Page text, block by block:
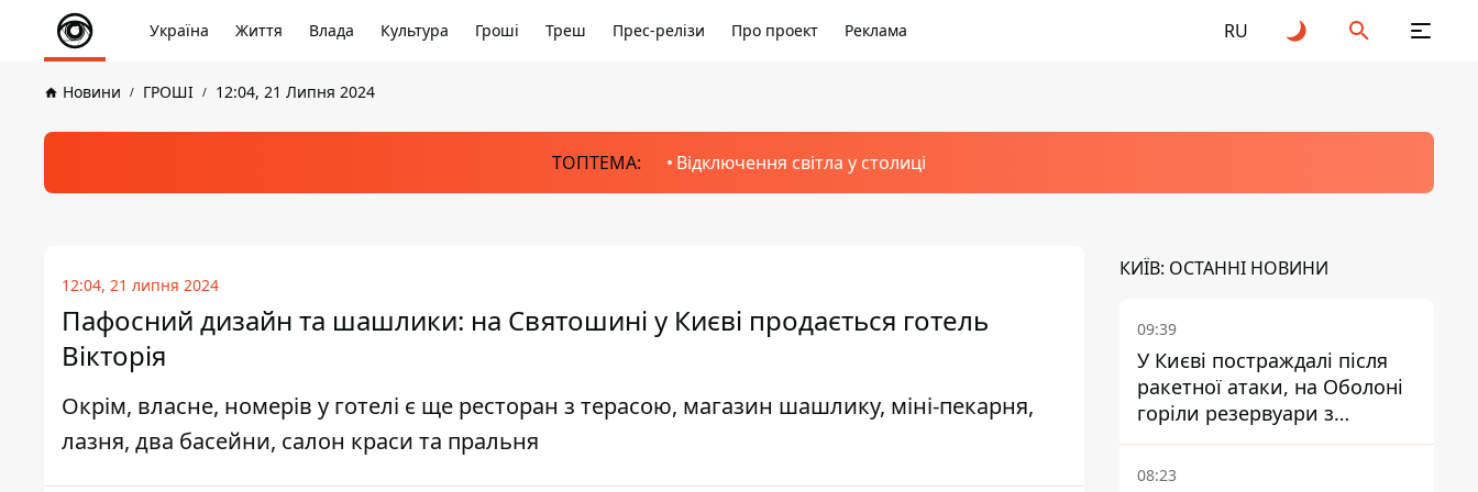
Україна Життя Влада Культура Гроші Треш Прес-релізи Про проект Реклама RU
Новини ГРОШІ 12:04, 21 Липня 2024
ТОПТЕМА: Відключення світла у столиці
12:04, 21 липня 2024
Пафосний дизайн та шашлики: на Святошині у Києві продається готель
Вікторія
Окрім, власне, номерів у готелі є ще ресторан з терасою, магазин шашлику, міні-пекарня,
лазня, два басейни, салон краси та пральня
КИЇВ: ОСТАННІ НОВИНИ
09:39
У Києві постраждалі після
ракетної атаки, на Оболоні
горіли резервуари з
паливом
08:23